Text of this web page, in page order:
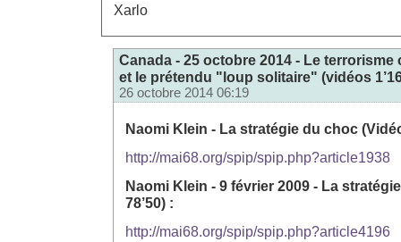
Xarlo
Canada - 25 octobre 2014 - Le terrorisme
et le prétendu "loup solitaire" (vidéos 1’16
26 octobre 2014 06:19
Naomi Klein - La stratégie du choc
http://mai68.org/spip/spip.php?article1938
Naomi Klein - 9 février 2009 - La
78’50) :
http://mai68.org/spip/spip.php?article4196